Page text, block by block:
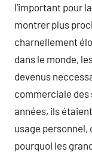
l’important pour
montrer plus
charnellement
dans le monde,
devenus
commerciale des
années, ils
usage personnel,
pourquoi les